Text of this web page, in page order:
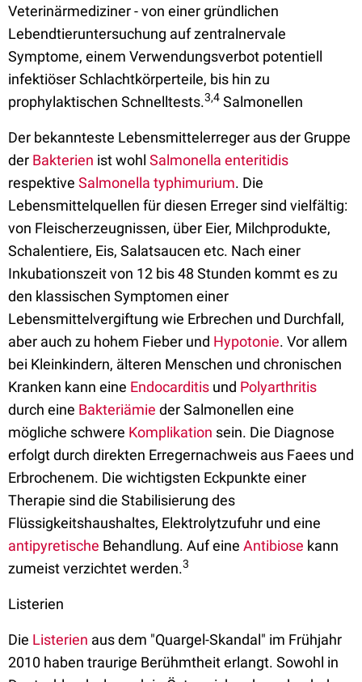
Veterinärmediziner - von einer gründlichen
Lebendtieruntersuchung auf zentralnervale
Symptome, einem Verwendungsverbot potentiell
infektiöser Schlachtkörperteile, bis hin zu
prophylaktischen Schnelltests.3,4 Salmonellen
Der bekannteste Lebensmittelerreger aus der Gruppe
der Bakterien ist wohl Salmonella enteritidis
respektive Salmonella typhimurium. Die
Lebensmittelquellen für diesen Erreger sind vielfältig:
von Fleischerzeugnissen, über Eier, Milchprodukte,
Schalentiere, Eis, Salatsaucen etc. Nach einer
Inkubationszeit von 12 bis 48 Stunden kommt es zu
den klassischen Symptomen einer
Lebensmittelvergiftung wie Erbrechen und Durchfall,
aber auch zu hohem Fieber und Hypotonie. Vor allem
bei Kleinkindern, älteren Menschen und chronischen
Kranken kann eine Endocarditis und Polyarthritis
durch eine Bakteriämie der Salmonellen eine
mögliche schwere Komplikation sein. Die Diagnose
erfolgt durch direkten Erregernachweis aus Faees und
Erbrochenem. Die wichtigsten Eckpunkte einer
Therapie sind die Stabilisierung des
Flüssigkeitshaushaltes, Elektrolytzufuhr und eine
antipyretische Behandlung. Auf eine Antibiose kann
zumeist verzichtet werden.3
Listerien
Die Listerien aus dem "Quargel-Skandal" im Frühjahr
2010 haben traurige Berühmtheit erlangt. Sowohl in